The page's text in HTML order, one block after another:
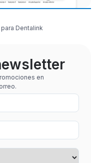
Dentalink
en